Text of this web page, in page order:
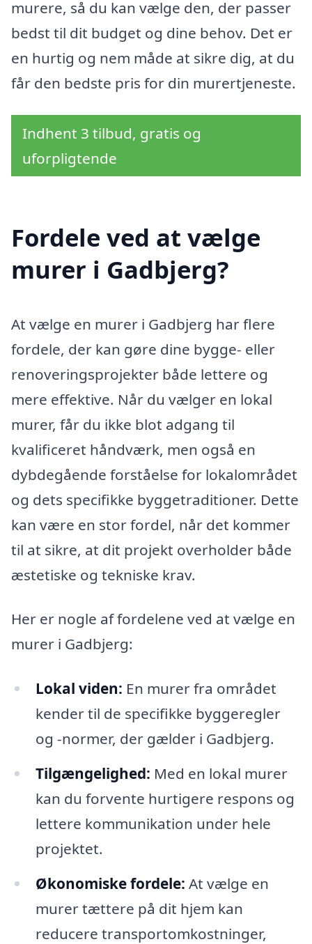
murere, så du kan vælge den, der passer
bedst til dit budget og dine behov. Det er
en hurtig og nem måde at sikre dig, at du
får den bedste pris for din murertjeneste.
Indhent 3 tilbud, gratis og
uforpligtende
Fordele ved at vælge
murer i Gadbjerg?
At vælge en murer i Gadbjerg har flere
fordele, der kan gøre dine bygge- eller
renoveringsprojekter både lettere og
mere effektive. Når du vælger en lokal
murer, får du ikke blot adgang til
kvalificeret håndværk, men også en
dybdegående forståelse for lokalområdet
og dets specifikke byggetraditioner. Dette
kan være en stor fordel, når det kommer
til at sikre, at dit projekt overholder både
æstetiske og tekniske krav.
Her er nogle af fordelene ved at vælge en
murer i Gadbjerg:
Lokal viden: En murer fra området
kender til de specifikke byggeregler
og -normer, der gælder i Gadbjerg.
Tilgængelighed: Med en lokal murer
kan du forvente hurtigere respons og
lettere kommunikation under hele
projektet.
Økonomiske fordele: At vælge en
murer tættere på dit hjem kan
reducere transportomkostninger,